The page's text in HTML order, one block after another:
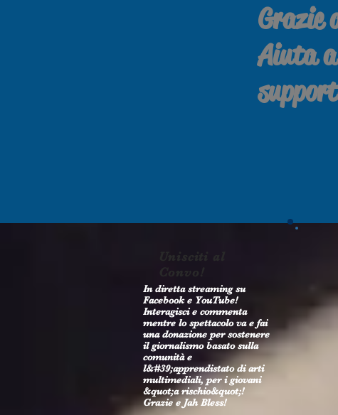
Grazie
Aiuta
In diretta streaming su
Facebook e YouTube!
Interagisci e commenta
mentre lo spettacolo va e fai
una donazione per sostenere
il giornalismo basato sulla
comunità e
l&#39;apprendistato di arti
multimediali, per i giovani
&quot;a rischio&quot;!
Grazie e Jah Bless!